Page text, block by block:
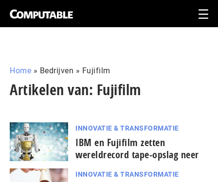
Home » Bedrijven » Fujifilm
Artikelen van: Fujifilm
INNOVATIE & TRANSFORMATIE
IBM en Fujifilm zetten
wereldrecord tape-opslag neer
INNOVATIE & TRANSFORMATIE